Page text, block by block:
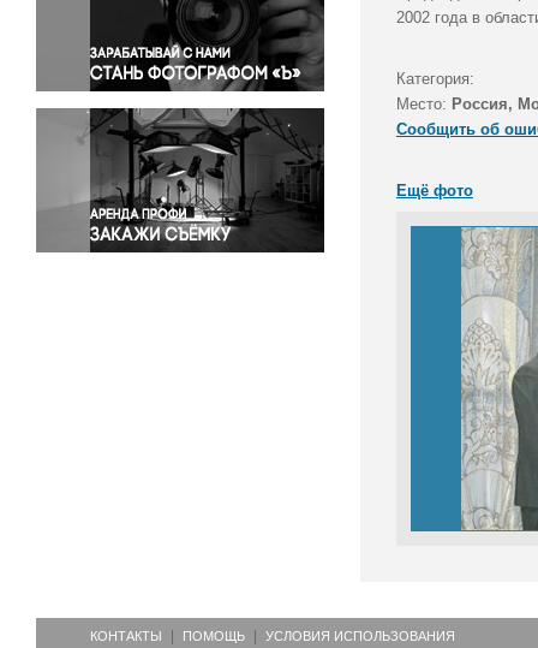
Правосудие
Происшествия и конфликты
Религия
Светская жизнь
Спорт
Экология
Экономика и бизнес
2002 года в
Категория:
Место: Россия,
Сообщить об
Ещё фото
КОНТАКТЫ ПОМОЩЬ УСЛОВИЯ ИСПОЛЬЗОВАНИЯ